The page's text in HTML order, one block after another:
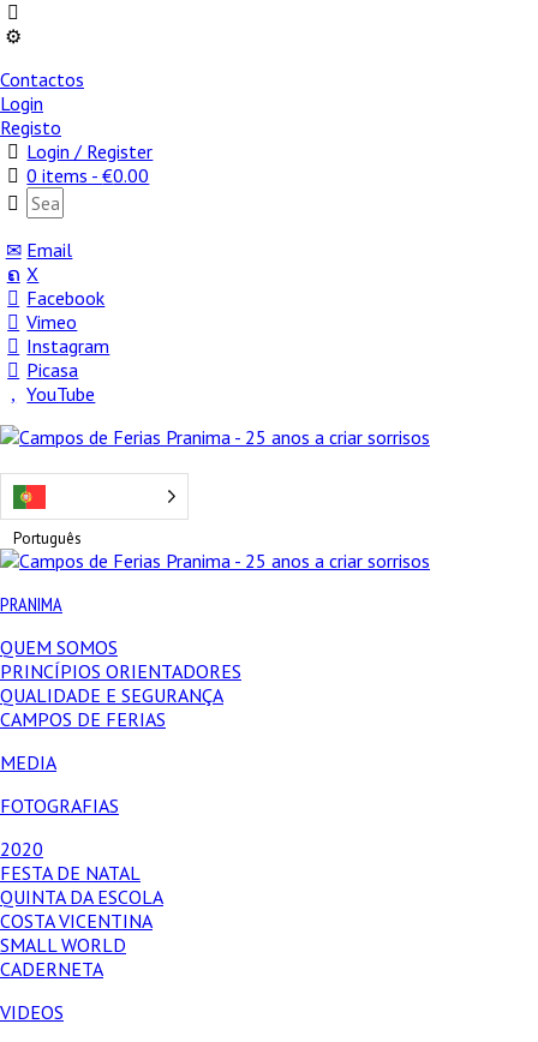
Contactos
Login
Registo
Login / Register
0 items -€0.00
Email
X
Facebook
Vimeo
Instagram
Picasa
YouTube
Português
PRANIMA
QUEM SOMOS
PRINCÍPIOS ORIENTADORES
QUALIDADE E SEGURANÇA
CAMPOS DE FERIAS
MEDIA
FOTOGRAFIAS
2020
FESTA DE NATAL
QUINTA DA ESCOLA
COSTA VICENTINA
SMALL WORLD
CADERNETA
VIDEOS